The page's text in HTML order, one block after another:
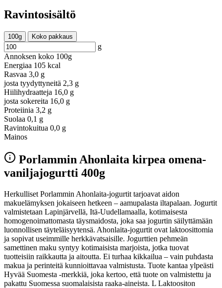
Ravintosisältö
100g Koko pakkaus
g
Annoksen koko 100g
Energiaa 105 kcal
Rasvaa 3,0 g
josta tyydyttyneitä 2,3 g
Hiilihydraatteja 16,0 g
josta sokereita 16,0 g
Proteiinia 3,2 g
Suolaa 0,1 g
Ravintokuitua 0,0 g
Mainos
Porlammin Ahonlaita kirpea omena-
vaniljajogurtti 400g
Herkulliset Porlammin Ahonlaita-jogurtit tarjoavat aidon
makuelämyksen jokaiseen hetkeen – aamupalasta iltapalaan. Jogurtit
valmistetaan Lapinjärvellä, Itä-Uudellamaalla, kotimaisesta
homogenoimattomasta täysmaidosta, joka saa jogurtin säilyttämään
luonnollisen täyteläisyytensä. Ahonlaita-jogurtit ovat laktoosittomia
ja sopivat useimmille herkkävatsaisille. Jogurttien pehmeän
samettinen maku syntyy kotimaisista marjoista, jotka tuovat
tuotteisiin raikkautta ja aitoutta. Ei turhaa kikkailua – vain puhdasta
makua ja perinteitä kunnioittavaa valmistusta. Tuote kantaa ylpeästi
Hyvää Suomesta -merkkiä, joka kertoo, että tuote on valmistettu ja
pakattu Suomessa suomalaisista raaka-aineista. L Laktoositon